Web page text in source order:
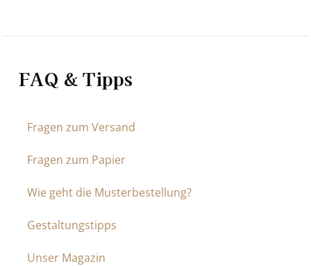
FAQ & Tipps
Fragen zum Versand
Fragen zum Papier
Wie geht die Musterbestellung?
Gestaltungstipps
Unser Magazin